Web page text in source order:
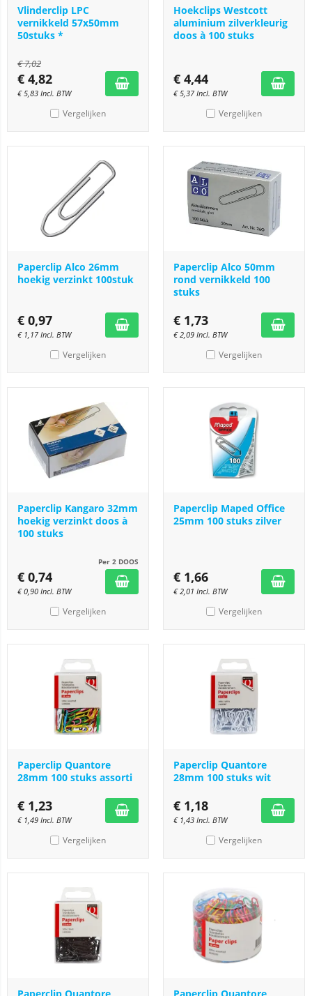
Vlinderclip LPC
vernikkeld 57x50mm
50stuks *
€7,02
€ 4,82
€5,83 Incl. BTW
Vergelijken
Hoekclips Westcott
aluminium zilverkleurig
doos à 100 stuks
€ 4,44
€5,37 Incl. BTW
Vergelijken
Paperclip Alco 26mm
hoekig verzinkt 100stuk
€ 0,97
€ 1,17 Incl. BTW
Vergelijken
Paperclip Alco 50mm
rond vernikkeld 100
stuks
€ 1,73
€2,09 Incl. BTW
Vergelijken
Paperclip Kangaro 32mm
hoekig verzinkt doos à
100 stuks
Per 2 DOOS
€ 0,74
€0,90 Incl. BTW
Vergelijken
Paperclip Maped Office
25mm 100 stuks zilver
€ 1,66
€2,01 Incl. BTW
Vergelijken
Paperclip Quantore
28mm 100 stuks assorti
€ 1,23
€ 1,49 Incl. BTW
Vergelijken
Paperclip Quantore
28mm 100 stuks wit
€ 1,18
€ 1,43 Incl. BTW
Vergelijken